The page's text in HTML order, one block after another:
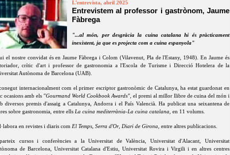
L'entrevista, abril 2025
Entrevistem al professor i gastrònom, Jaume
Fàbrega
"...al món, per desgràcia la cuina catalana hi és pràcticament
inexistent, ja que es projecta com a cuina espanyola"
el nostre convidat és en Jaume Fàbrega i Colom (Vilavenut, Pla de l'Estany, 1948). En Jaume és
crític d'art i professor de gastronomia a l'Escola de Turisme i Direcció Hotelera de la
Autònoma de Barcelona (UAB).
internacionalment com el primer escriptor gastronòmic de Catalunya, ha estat guardonat en
ocasions amb els "Gourmand World Cookbook Awards" , el premi al millor llibre de cuina del món i
diversos premis d'assaig a Catalunya, Andorra i el País Valencià. Ha publicat una seixantena de
sobre gastronomia, entre ells La cuina mediterrània-La cuina catalana , en 11 volums.
en revistes i diaris com El Temps Serra d'Or, Diari de Girona , entre altres publicacions.
cursos i conferències a la Universitat de València, Universitat d'Alacant, Universitat
de Barcelona, Universitat Catalana d'Estiu, Universitat Rovira i Virgili i en altres centres